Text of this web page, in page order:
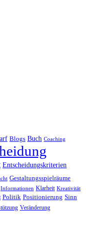
Blogs Buch Coaching
Entscheidungskriterien
Gestaltungsspielräume
Informationen Klarheit Kreativität
Politik Positionierung Sinn
Veränderung